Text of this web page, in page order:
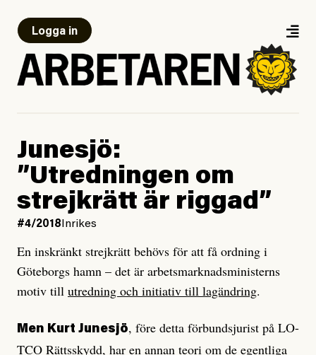
Logga in
Junesjö:
”Utredningen om
strejkrätt är riggad”
#4/2018Inrikes
En inskränkt strejkrätt behövs för att få ordning i
Göteborgs hamn – det är arbetsmarknadsministerns
motiv till utredning och initiativ till lagändring.
Men Kurt Junesjö, före detta förbundsjurist på LO-
TCO Rättsskydd, har en annan teori om de egentliga